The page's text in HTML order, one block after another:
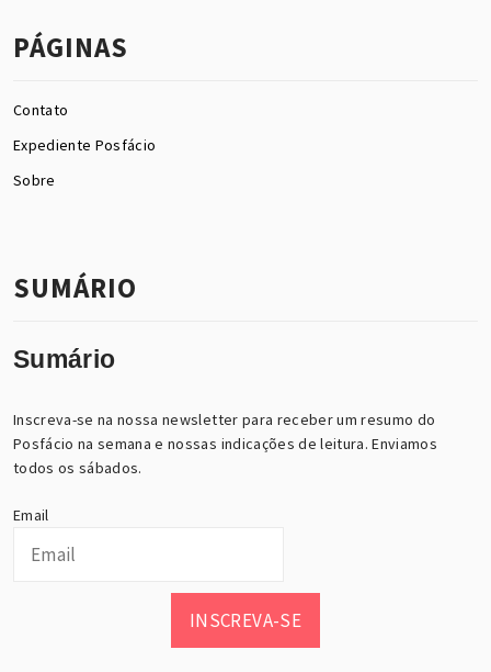
PÁGINAS
Contato
Expediente Posfácio
Sobre
SUMÁRIO
Sumário
Inscreva-se na nossa newsletter para receber um resumo do
Posfácio na semana e nossas indicações de leitura. Enviamos
todos os sábados.
Email
INSCREVA-SE